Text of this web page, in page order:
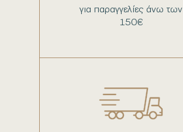
για παραγγελίες άνω των
150€